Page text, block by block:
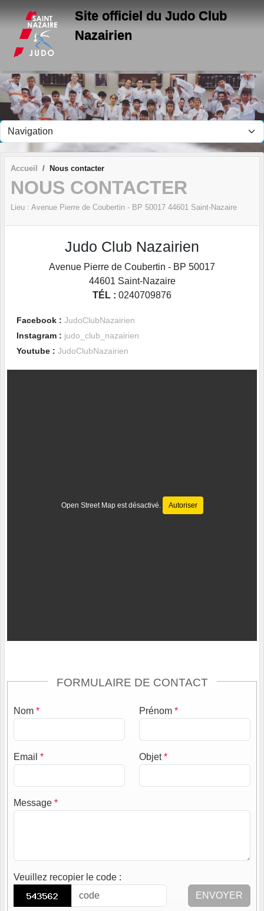
Site officiel du Judo Club
Nazairien
Accueil Nous contacter
NOUS CONTACTER
Lieu : Avenue Pierre de Coubertin - BP 50017 44601 Saint-Nazaire
Judo Club Nazairien
Avenue Pierre de Coubertin - BP 50017
44601 Saint-Nazaire
TÉL : 0240709876
Facebook : JudoClubNazairien
Instagram : judo_club_nazairien
Youtube : JudoClubNazairien
Open Street Map est désactivé. Autoriser
FORMULAIRE DE CONTACT
Nom * Prénom *
Email * Objet*
Message *
Veuillez recopier le code :
ENVOYER